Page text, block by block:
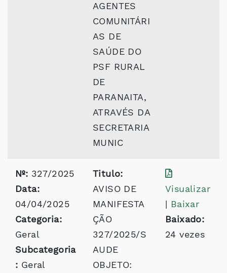
AGENTES
COMUNITÁRI
AS DE
SAÚDE DO
PSF RURAL
DE
PARANAITA,
ATRAVÉS DA
SECRETARIA
MUNIC
Nº: 327/2025
Data:
04/04/2025
Categoria:
Geral
Subcategoria
: Geral
Titulo:
AVISO DE
MANIFESTA
ÇÃO
327/2025/S
AUDE
OBJETO:
Visualizar
| Baixar
Baixado:
24 vezes